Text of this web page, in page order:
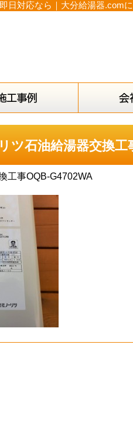
対応なら｜大分給湯器.comに
ツ石油給湯器交換工
工事OQB-G4702WA